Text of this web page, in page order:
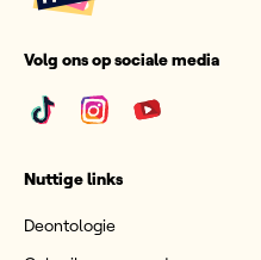
Volg ons op sociale media
Nuttige links
Deontologie